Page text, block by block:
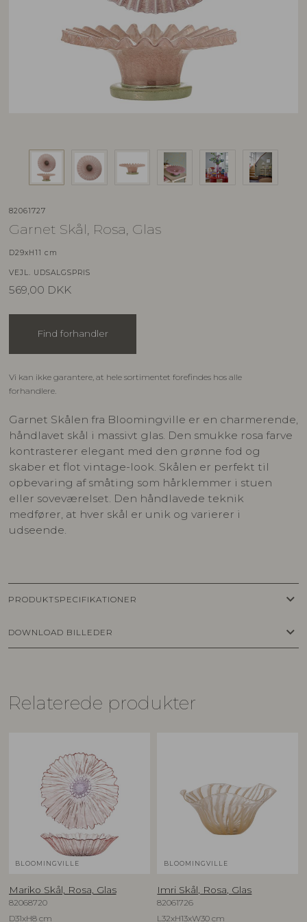
82061727
Garnet Skål, Rosa, Glas
D29xH11 cm
VEJL. UDSALGSPRIS
569,00 DKK
Find forhandler
Vi kan ikke garantere, at hele sortimentet forefindes hos alle
forhandlere.
Garnet Skålen fra Bloomingville er en charmerende,
håndlavet skål i massivt glas. Den smukke rosa farve
kontrasterer elegant med den grønne fod og
skaber et flot vintage-look. Skålen er perfekt til
opbevaring af småting som hårklemmer i stuen
eller soveværelset. Den håndlavede teknik
medfører, at hver skål er unik og varierer i
udseende.
PRODUKTSPECIFIKATIONER keyboard_arrow_down
DOWNLOAD BILLEDER keyboard_arrow_down
Relaterede produkter
BLOOMINGVILLE
Mariko Skål, Rosa, Glas
82068720
D31xH8 cm
BLOOMINGVILLE
Imri Skål, Rosa, Glas
82061726
L32xH13xW30 cm